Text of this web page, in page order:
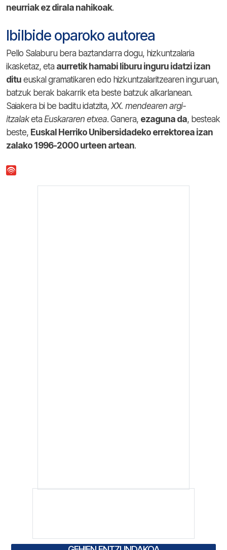
neurriak ez dirala nahikoak.
Ibilbide oparoko autorea
Pello Salaburu bera baztandarra dogu, hizkuntzalaria
ikasketaz, eta aurretik hamabi liburu inguru idatzi izan
ditu euskal gramatikaren edo hizkuntzalaritzearen inguruan,
batzuk berak bakarrik eta beste batzuk alkarlanean.
Saiakera bi be baditu idatzita, XX. mendearen argi-
itzalaketa Euskararen etxea. Ganera, ezaguna da, besteak
beste, Euskal Herriko Unibersidadeko errektorea izan
zalako 1996-2000 urteen artean.